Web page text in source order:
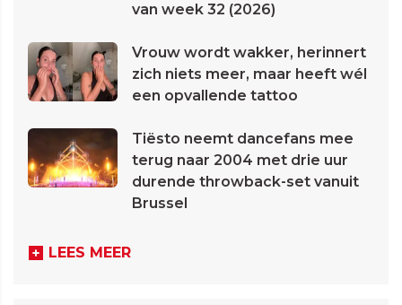
van week 32 (2026)
Vrouw wordt wakker, herinnert
zich niets meer, maar heeft wél
een opvallende tattoo
Tiësto neemt dancefans mee
terug naar 2004 met drie uur
durende throwback-set vanuit
Brussel
LEES MEER